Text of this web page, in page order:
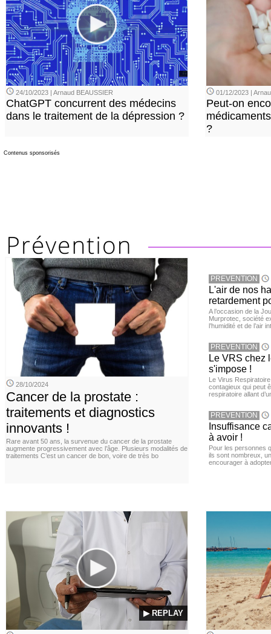
24/10/2023 | Arnaud BEAUSSIER
ChatGPT concurrent des médecins
dans le traitement de la dépression ?
01/12/2023 |
Peut-on
?
Contenus sponsorisés
28/10/2024
Cancer de la prostate :
traitements et diagnostics
innovants !
Rare avant 50 ans, la survenue du cancer de la prostate
augmente progressivement avec l’âge. Plusieurs modalités de
traitements C’est un cancer de bon, voire de très bo
PREVENTION
L'air de nos
retardement
A l’occasion de la
Murprotec, société
l’humidité et de l’air
PREVENTION
Le VRS chez
s'impose !
Le Virus
contagieux qui peut
respiratoire allant
PREVENTION
Insuffisance
à avoir !
Pour les personnes
ils sont nombreux,
encourager à
▶ REPLAY